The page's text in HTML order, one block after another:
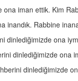
iman ettik. Kim
Rabbine
dinlediğimizde ona
dinlediğimizde ona
dinlediğimizde